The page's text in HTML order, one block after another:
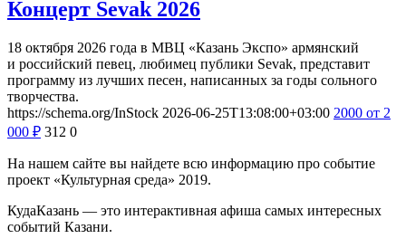
Концерт Sevak 2026
18 октября 2026 года в МВЦ «Казань Экспо» армянский
и российский певец, любимец публики Sevak, представит
программу из лучших песен, написанных за годы сольного
творчества.
https://schema.org/InStock 2026-06-25T13:08:00+03:00 2000 от 2
000 ₽ 312 0
На нашем сайте вы найдете всю информацию про событие
проект «Культурная среда» 2019.
КудаКазань — это интерактивная афиша самых интересных
событий Казани.